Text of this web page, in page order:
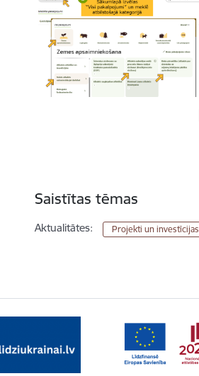
Saistītas tēmas
Aktualitātes: Projekti un investīcijas